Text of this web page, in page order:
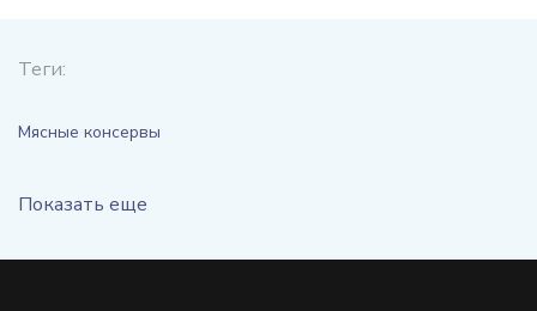
Теги:
Мясные консервы
Показать еще